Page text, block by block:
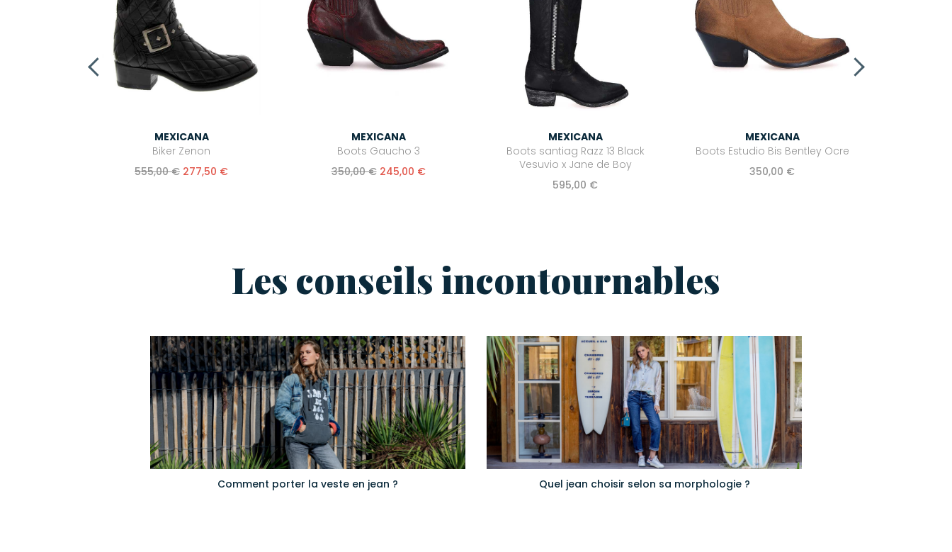
MEXICANA
Biker Zenon
555,00 € 277,50 €
MEXICANA
Boots Gaucho 3
350,00 € 245,00 €
MEXICANA
Boots santiag Razz 13 Black
Vesuvio x Jane de Boy
595,00 €
MEXICANA
Boots Estudio Bis Bentley Ocre
350,00 €
Les conseils incontournables
Comment porter la veste en jean ? Quel jean choisir selon sa morphologie ?